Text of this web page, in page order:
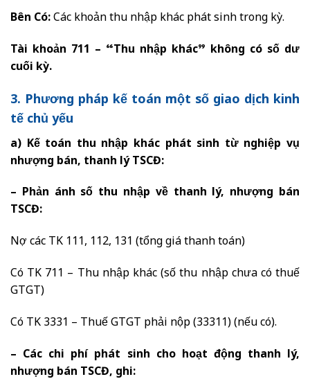
Bên Có:Các khoản thu nhập khác phát sinh trong kỳ.
Tài khoản 711 – “Thu nhập khác” không có số dư
cuối kỳ.
3. Phương pháp kế toán một số giao dịch kinh
tế chủ yếu
a) Kế toán thu nhập khác phát sinh từ nghiệp vụ
nhượng bán, thanh lý TSCĐ:
– Phản ánh số thu nhập về thanh lý, nhượng bán
TSCĐ:
Nợ các TK 111, 112, 131 (tổng giá thanh toán)
Có TK 711 – Thu nhập khác (số thu nhập chưa có thuế
GTGT)
Có TK 3331 – Thuế GTGT phải nộp (33311) (nếu có).
– Các chi phí phát sinh cho hoạt động thanh lý,
nhượng bán TSCĐ, ghi: